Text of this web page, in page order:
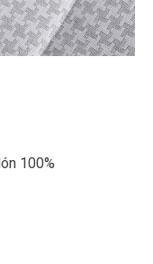
100%